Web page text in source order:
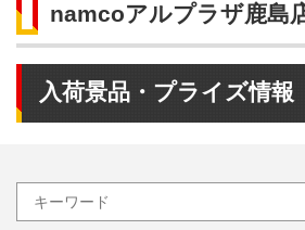
namcoアルプラザ鹿島
入荷景品・プライズ情報